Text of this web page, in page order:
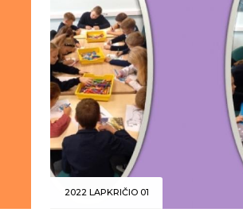
2022 LAPKRIČIO 01